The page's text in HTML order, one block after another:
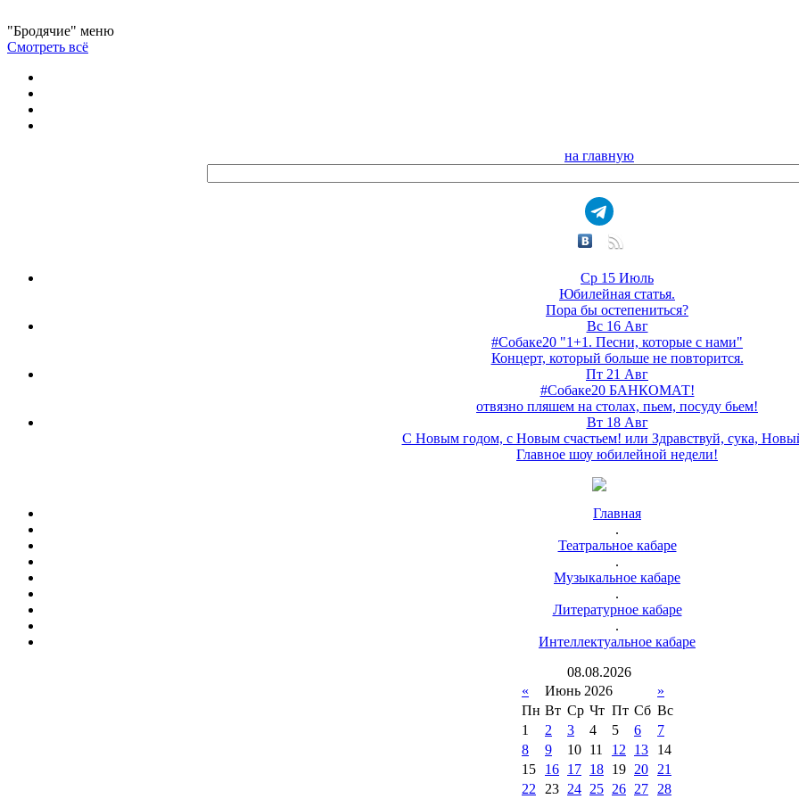
"Бродячие" меню
Смотреть всё
на главную
Ср 15 Июль
Юбилейная статья.
Пора бы остепениться?
Вс 16 Авг
#Собаке20 "1+1. Песни, которые с нами"
Концерт, который больше не повторится.
Пт 21 Авг
#Собаке20 БАНКОМАТ!
отвязно пляшем на столах, пьем, посуду бьем!
Вт 18 Авг
С Новым годом, с Новым счастьем! или Здравствуй, сука,
Главное шоу юбилейной недели!
Главная
.
Театральное кабаре
.
Музыкальное кабаре
.
Литературное кабаре
.
Интеллектуальное кабаре
08.08.2026
«
Июнь 2026
»
Пн Вт Ср Чт Пт Сб Вс
1
2 3 4 5 6
7
8
9 10 11 12 13
14
15
16 17 18 19 20
21
22
23 24 25 26 27
28